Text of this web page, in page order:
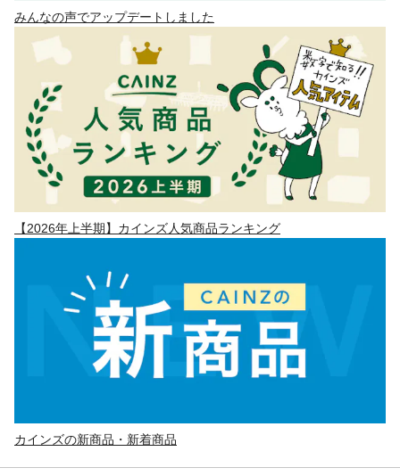
みんなの声でアップデートしました
【2026年上半期】カインズ人気商品ランキング
カインズの新商品・新着商品